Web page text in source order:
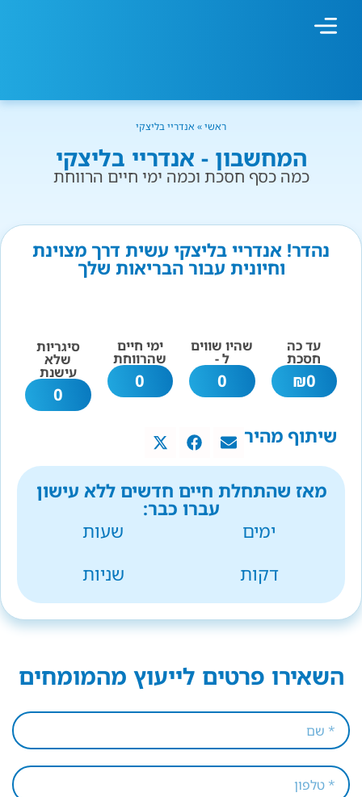
ראשי» אנדריי בליצקי
המחשבון - אנדריי בליצקי
כמה כסף חסכת וכמה ימי חיים הרווחת
נהדר! אנדריי בליצקי עשית דרך מצוינת
וחיונית עבור הבריאות שלך
עד כה
חסכת
0
₪
שהיו שווים
ל -
0
ימי חיים
שהרווחת
0
סיגריות
שלא
עישנת
0
שיתוף מהיר
מאז שהתחלת חיים חדשים ללא עישון
עברו כבר:
ימים
שעות
דקות
שניות
השאירו פרטים לייעוץ מהמומחים